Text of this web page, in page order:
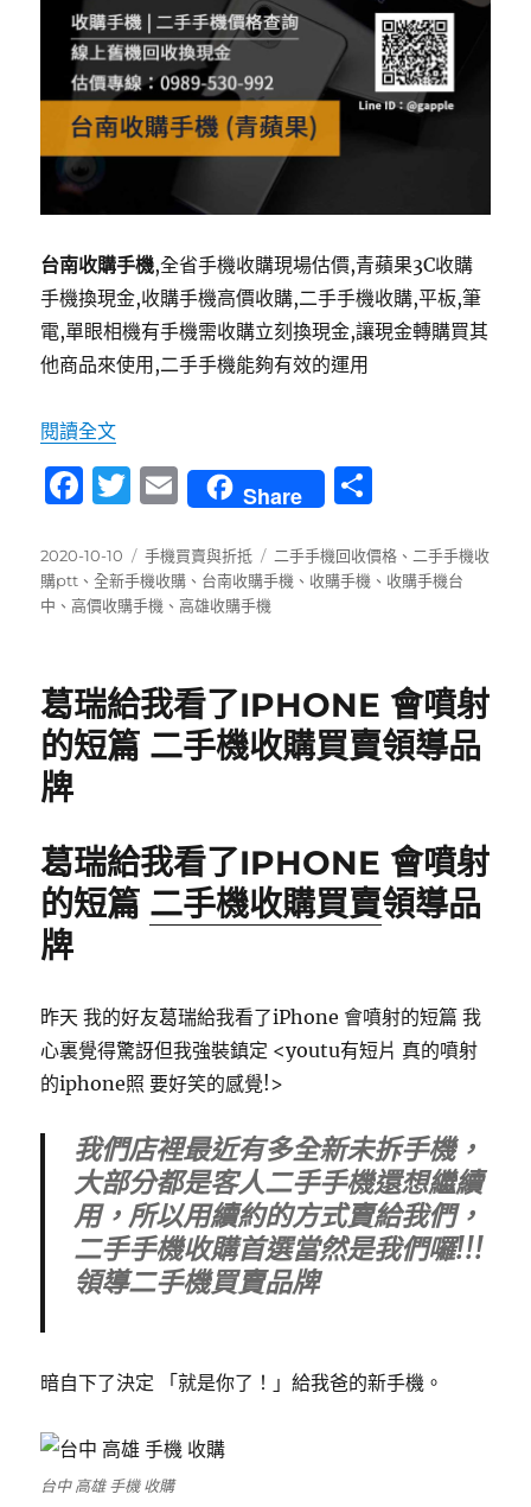
台南收購手機,全省手機收購現場估價,青蘋果3C收購
手機換現金,收購手機高價收購,二手手機收購,平板,筆
電,單眼相機有手機需收購立刻換現金,讓現金轉購買其
他商品來使用,二手手機能夠有效的運用
閱讀全文〈台南收購手機 | 舊手機買賣價格線上詢問 [回
F
c
e
o
o
k
T
it
te
E
m
ai
l
Share
發
佈
日
2020-10-10
分
類
手機買賣與折抵
標
籤
二手手機回收價格 、 二手手機收
購ptt 、全新手機收購 、 台南收購手機 、 收購手機 、 收購手機台
中 、高價收購手機 、高雄收購手機
葛瑞給我看了IPHONE 會噴射
的短篇 二手機收購買賣領導品
牌
葛瑞給我看了IPHONE 會噴射
的短篇 二手機收購買賣領導品
牌
昨天 我的好友葛瑞給我看了iPhone 會噴射的短篇 我
心裏覺得驚訝但我強裝鎮定 <youtu有短片 真的噴射
的iphone照 要好笑的感覺!>
我們店裡最近有多全新未拆手機，
大部分都是客人二手手機還想繼續
用，所以用續約的方式賣給我們，
二手手機收購首選當然是我們囉!!!
領導二手機買賣品牌
暗自下了決定 「就是你了！」給我爸的新手機。
台中 高雄 手機 收購